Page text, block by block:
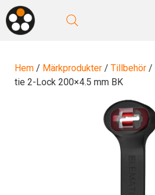
Hoppa
till
innehåll
Hem / Märkprodukter / Tillbehör /
tie 2-Lock 200×4.5 mm BK